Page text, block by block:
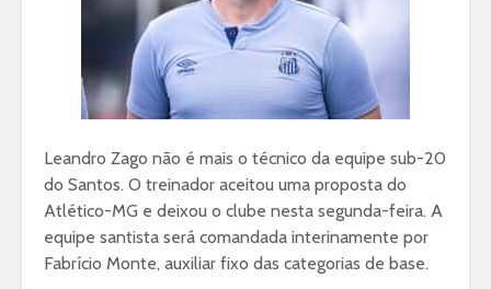
Leandro Zago não é mais o técnico da equipe sub-20
do Santos. O treinador aceitou uma proposta do
Atlético-MG e deixou o clube nesta segunda-feira. A
equipe santista será comandada interinamente por
Fabrício Monte, auxiliar fixo das categorias de base.